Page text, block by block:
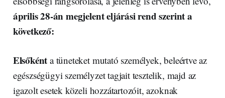
április 28-án megjelent eljárási rend szerint a
következő:
Elsőként a tüneteket mutató személyek, beleértve az
egészségügyi személyzet tagjait tesztelik, majd az
igazolt esetek közeli hozzátartozóit, azoknak